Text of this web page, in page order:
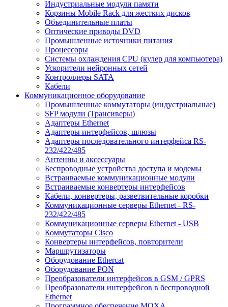
Индустриальные модули памяти
Корзины Mobile Rack для жестких дисков
Объединительные платы
Оптические приводы DVD
Промышленные источники питания
Процессоры
Системы охлаждения CPU (кулер для компьютера)
Ускорители нейронных сетей
Контроллеры SATA
Кабели
Коммуникационное оборудование
Промышленные коммутаторы (индустриальные)
SFP модули (Трансиверы)
Адаптеры Ethernet
Адаптеры интерфейсов, шлюзы
Адаптеры последовательного интерфейса RS-
232/422/485
Антенны и аксессуары
Беспроводные устройства доступа и модемы
Встраиваемые коммуникационные модули
Встраиваемые конвертеры интерфейсов
Кабели, конвертеры, разветвительные коробки
Коммуникационные серверы Ethernet - RS-
232/422/485
Коммуникационные серверы Ethernet - USB
Коммутаторы Cisco
Конвертеры интерфейсов, повторители
Маршрутизаторы
Оборудование Ethercat
Оборудование PON
Преобразователи интерфейсов в GSM / GPRS
Преобразователи интерфейсов в беспроводной
Ethernet